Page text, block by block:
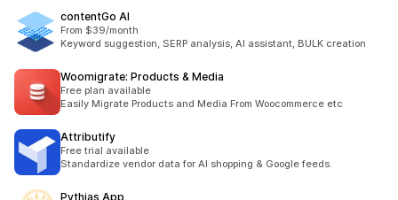
contentGo AI
From $39/month
Keyword suggestion, SERP analysis, AI assistant, BULK creation
Woomigrate: Products & Media
Free plan available
Easily Migrate Products and Media From Woocommerce etc
Attributify
Free trial available
Standardize vendor data for AI shopping & Google feeds.
Pythias App